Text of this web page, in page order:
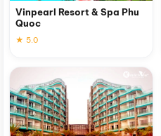
Vinpearl Resort & Spa Phu
Quoc
★ 5.0